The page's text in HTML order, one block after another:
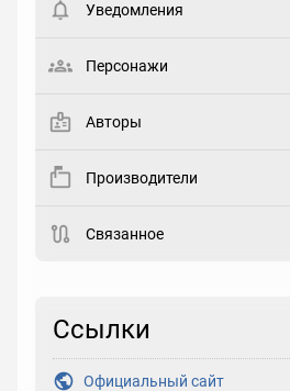
Статус
Рейтинг
Реакция
Уведомления
Персонажи
Авторы
Производители
Связанное
Ссылки
Официальный сайт